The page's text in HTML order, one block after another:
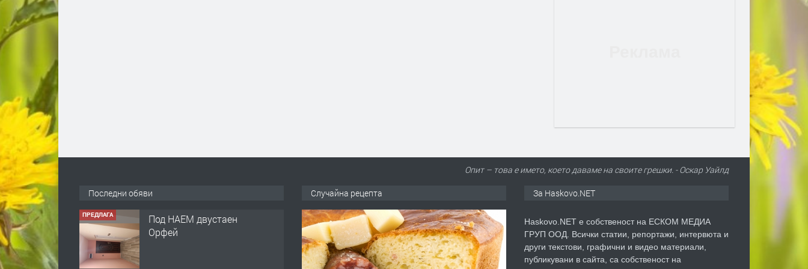
Опит – това е името, което даваме на своите грешки. - Оскар Уайлд
Последни обяви
ПРЕДЛАГА
Под НАЕМ двустаен
Орфей
Случайна рецепта За Haskovo.NET
Haskovo.NET е собственост на ЕСКОМ МЕДИА
ГРУП ООД. Всички статии, репортажи, интервюта и
други текстови, графични и видео материали,
публикувани в сайта, са собственост на